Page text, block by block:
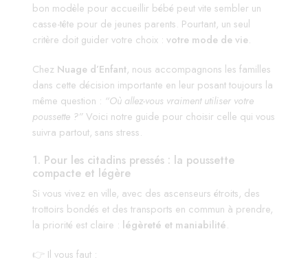
bon modèle pour accueillir bébé peut vite sembler un
casse-tête pour de jeunes parents. Pourtant, un seul
critère doit guider votre choix :votre mode de vie.
Chez Nuage d’Enfant, nous accompagnons les familles
dans cette décision importante en leur posant toujours la
même question : “Où allez-vous vraiment utiliser votre
poussette ?”Voici notre guide pour choisir celle qui vous
suivra partout, sans stress.
1. Pour les citadins pressés : la poussette
compacte et légère
Si vous vivez en ville, avec des ascenseurs étroits, des
trottoirs bondés et des transports en commun à prendre,
la priorité est claire : légèreté et maniabilité.
👉 Il vous faut :